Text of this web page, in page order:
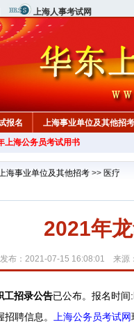
上海人事考试网
报名 上海事业单位及其他招考
上海公务员考试用书
海事业单位及其他招考 >> 医疗
2021年
发布：2021-07-15 16:08:01 来源：
招录公告已公布。 报名时间
聘信息。 上海公务员考试网